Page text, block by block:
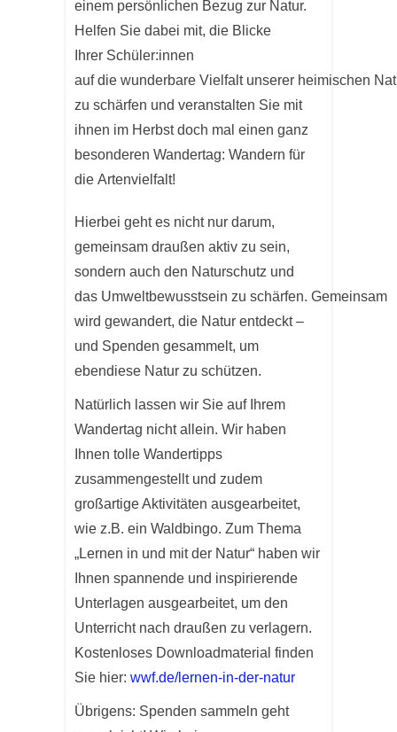
einem persönlichen Bezug zur Natur.
Helfen Sie dabei mit, die Blicke
Ihrer Schüler:innen
auf die wunderbare Vielfalt unserer heimischen
zu schärfen und veranstalten Sie mit
ihnen im Herbst doch mal einen ganz
besonderen Wandertag: Wandern für
die Artenvielfalt!
Hierbei geht es nicht nur darum,
gemeinsam draußen aktiv zu sein,
sondern auch den Naturschutz und
das Umweltbewusstsein zu schärfen. Gemeinsam
wird gewandert, die Natur entdeckt –
und Spenden gesammelt, um
ebendiese Natur zu schützen.
Natürlich lassen wir Sie auf Ihrem
Wandertag nicht allein. Wir haben
Ihnen tolle Wandertipps
zusammengestellt und zudem
großartige Aktivitäten ausgearbeitet,
wie z.B. ein Waldbingo. Zum Thema
„Lernen in und mit der Natur“ haben wir
Ihnen spannende und inspirierende
Unterlagen ausgearbeitet, um den
Unterricht nach draußen zu verlagern.
Kostenloses Downloadmaterial finden
Sie hier: wwf.de/lernen-in-der-natur
Übrigens: Spenden sammeln geht